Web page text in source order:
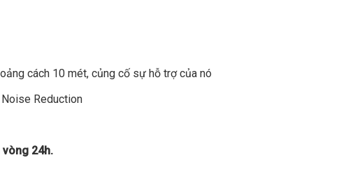
cách 10 mét, củng cố sự hỗ trợ của nó
Reduction
24h.